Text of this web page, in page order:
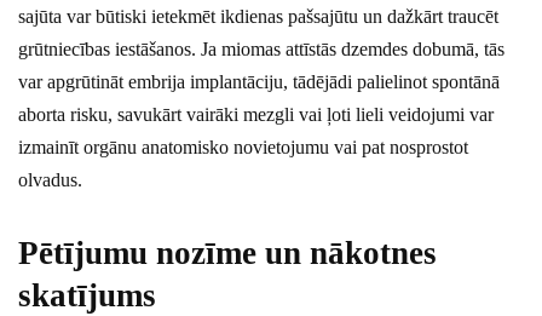
sajūta var būtiski ietekmēt ikdienas pašsajūtu un dažkārt traucēt
grūtniecības iestāšanos. Ja miomas attīstās dzemdes dobumā, tās
var apgrūtināt embrija implantāciju, tādējādi palielinot spontānā
aborta risku, savukārt vairāki mezgli vai ļoti lieli veidojumi var
izmainīt orgānu anatomisko novietojumu vai pat nosprostot
olvadus.
Pētījumu nozīme un nākotnes
skatījums